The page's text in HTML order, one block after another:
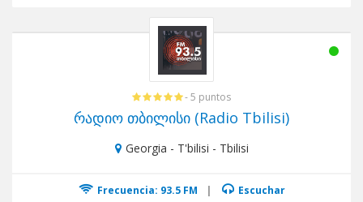
- 5 puntos
რადიო თბილისი (Radio Tbilisi)
Georgia - T'bilisi - Tbilisi
Frecuencia: 93.5 FM | Escuchar